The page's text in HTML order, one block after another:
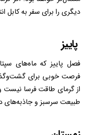
دیگری را برای سفر به کابل
پاییز
فصل پاییز که ماه‌های
فرصت خوبی برای
از گرمای طاقت فرسا نیست
طبیعت سرسبز و جاذبه‌های